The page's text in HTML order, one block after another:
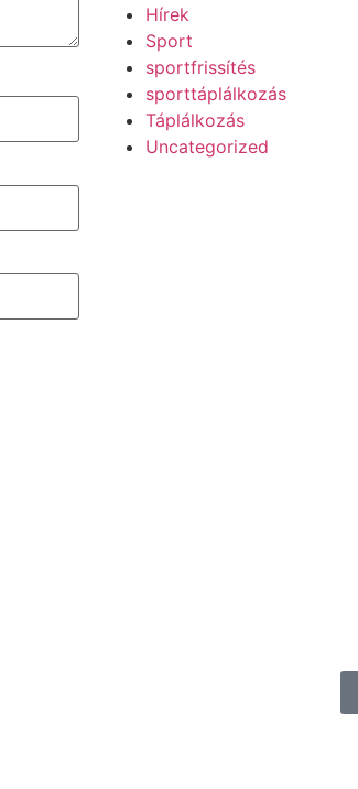
Hírek
Sport
sportfrissítés
sporttáplálkozás
Táplálkozás
Uncategorized